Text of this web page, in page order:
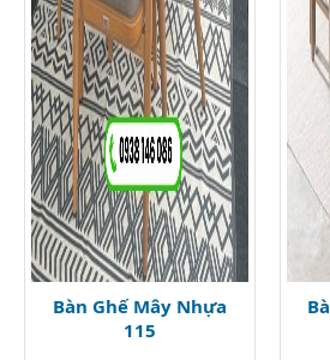
Bàn Ghế Mây Nhựa
115